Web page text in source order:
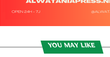
YOU MAY LIKE